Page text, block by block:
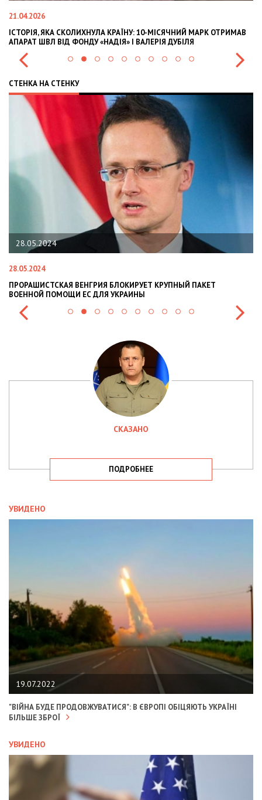
21.04.2026
ІСТОРІЯ, ЯКА СКОЛИХНУЛА КРАЇНУ: 10-МІСЯЧНИЙ МАРК ОТРИМАВ
АПАРАТ ШВЛ ВІД ФОНДУ «НАДІЯ» І ВАЛЕРІЯ ДУБІЛЯ
СТЕНКА НА СТЕНКУ
28.05.2024
28.05.2024
ПРОРАШИСТСКАЯ ВЕНГРИЯ БЛОКИРУЕТ КРУПНЫЙ ПАКЕТ
ВОЕННОЙ ПОМОЩИ ЕС ДЛЯ УКРАИНЫ
СКАЗАНО
ПОДРОБНЕЕ
УВИДЕНО
19.07.2022
"ВІЙНА БУДЕ ПРОДОВЖУВАТИСЯ": В ЄВРОПІ ОБІЦЯЮТЬ УКРАЇНІ
БІЛЬШЕ ЗБРОЇ
УВИДЕНО